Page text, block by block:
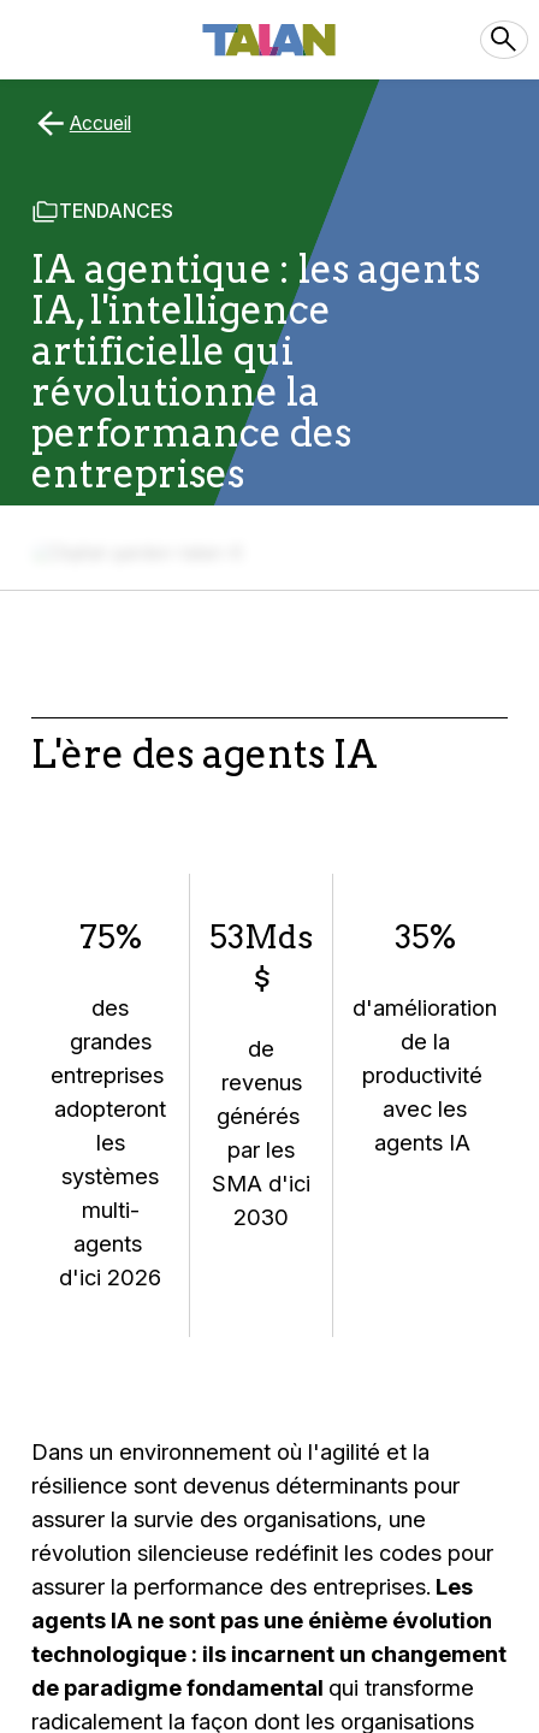
Accueil
TENDANCES
IA agentique : les agents
IA, l'intelligence
artificielle qui
révolutionne la
performance des
entreprises
L'ère des agents IA
75%
des
grandes
entreprises
adopteront
les
systèmes
multi-
agents
d'ici 2026
53Mds
$
de
revenus
générés
par les
SMA d'ici
2030
35%
d'amélioration
de la
productivité
avec les
agents IA
Dans un environnement où l'agilité et la
résilience sont devenus déterminants pour
assurer la survie des organisations, une
révolution silencieuse redéfinit les codes pour
assurer la performance des entreprises. Les
agents IA ne sont pas une énième évolution
technologique : ils incarnent un changement
de paradigme fondamental qui transforme
radicalement la façon dont les organisations